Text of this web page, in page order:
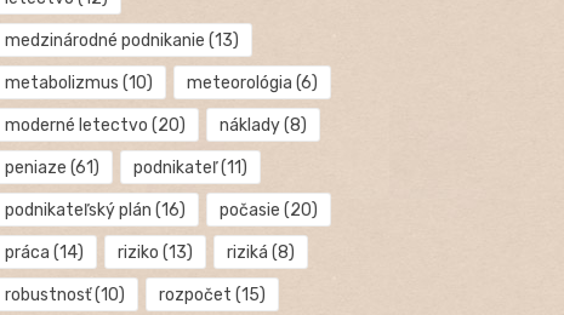
medzinárodné podnikanie (13)
metabolizmus (10) meteorológia (6)
moderné letectvo (20) náklady(8)
peniaze (61) podnikateľ(11)
podnikateľský plán (16) počasie (20)
práca (14) riziko (13) riziká (8)
robustnosť(10) rozpočet (15)